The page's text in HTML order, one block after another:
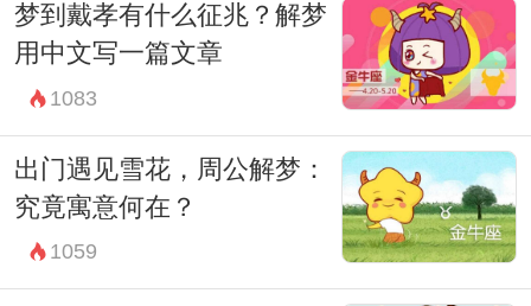
梦到戴孝有什么征兆？解梦
用中文写一篇文章
1083
出门遇见雪花，周公解梦：
究竟寓意何在？
1059